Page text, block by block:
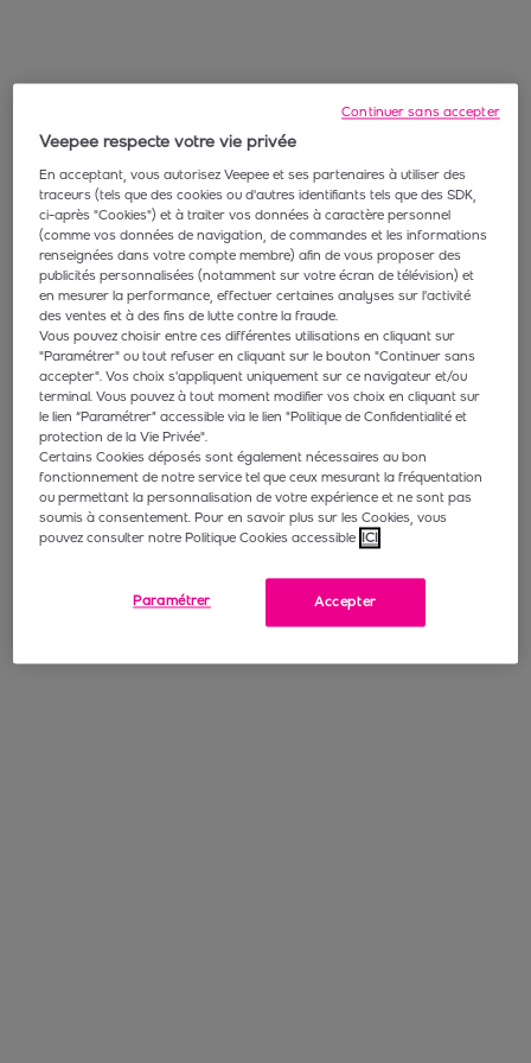
Veepee respecte votre vie privée
En acceptant, vous autorisez Veepee et ses partenaires à utiliser des
traceurs (tels que des cookies ou d'autres identifiants tels que des SDK,
ci-après "Cookies") et à traiter vos données à caractère personnel
(comme vos données de navigation, de commandes et les informations
renseignées dans votre compte membre) afin de vous proposer des
publicités personnalisées (notamment sur votre écran de télévision) et
en mesurer la performance, effectuer certaines analyses sur l'activité
des ventes et à des fins de lutte contre la fraude.
Vous pouvez choisir entre ces différentes utilisations en cliquant sur
"Paramétrer" ou tout refuser en cliquant sur le bouton "Continuer sans
accepter". Vos choix s'appliquent uniquement sur ce navigateur et/ou
terminal. Vous pouvez à tout moment modifier vos choix en cliquant sur
le lien “Paramétrer” accessible via le lien "Politique de Confidentialité et
protection de la Vie Privée".
Certains Cookies déposés sont également nécessaires au bon
fonctionnement de notre service tel que ceux mesurant la fréquentation
ou permettant la personnalisation de votre expérience et ne sont pas
soumis à consentement. Pour en savoir plus sur les Cookies, vous
pouvez consulter notre Politique Cookies accessible ICI
Accepter
Paramétrer
Continuer sans accepter